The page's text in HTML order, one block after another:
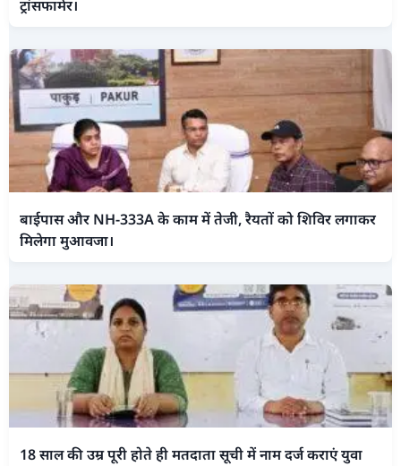
ट्रांसफार्मर।
बाईपास और NH-333A के काम में तेजी, रैयतों को शिविर लगाकर
मिलेगा मुआवजा।
18 साल की उम्र पूरी होते ही मतदाता सूची में नाम दर्ज कराएं युवा